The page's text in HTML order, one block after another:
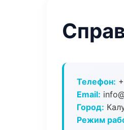
Телефон:
Email:
Город:
Режим